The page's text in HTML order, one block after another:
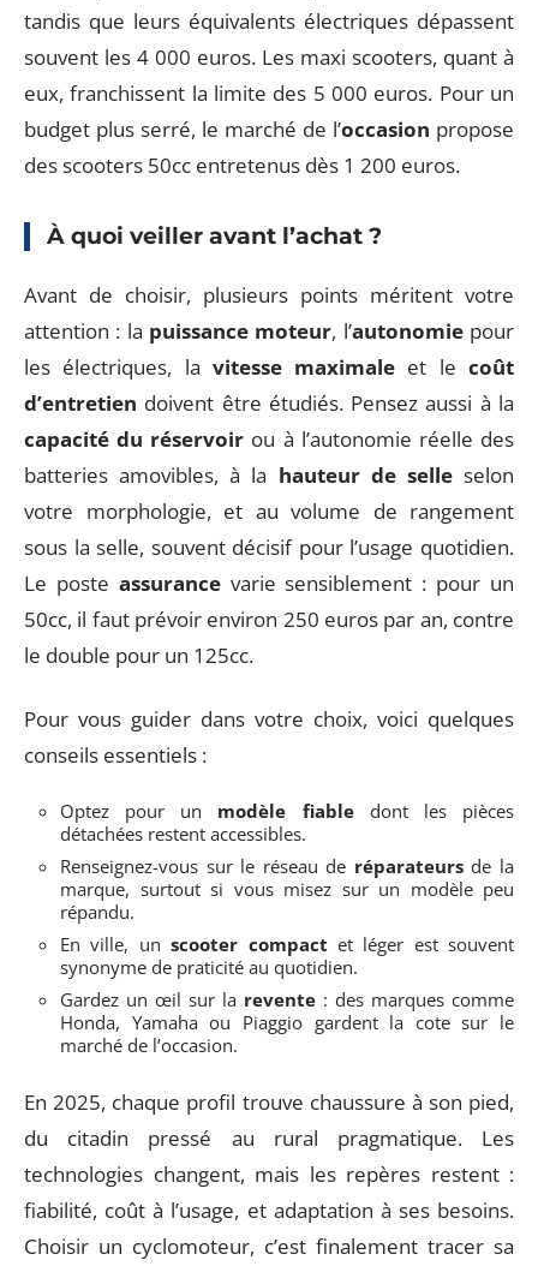
tandis que leurs équivalents électriques dépassent
souvent les 4 000 euros. Les maxi scooters, quant à
eux, franchissent la limite des 5 000 euros. Pour un
budget plus serré, le marché de l’occasion propose
des scooters 50cc entretenus dès 1 200 euros.
À quoi veiller avant l’achat ?
Avant de choisir, plusieurs points méritent votre
attention : la puissance moteur, l’autonomiepour
les électriques, la vitesse maximale et lecoût
d’entretien doivent être étudiés. Pensez aussi à la
capacité du réservoir ou à l’autonomie réelle des
batteries amovibles, à la hauteur de selleselon
votre morphologie, et au volume de rangement
sous la selle, souvent décisif pour l’usage quotidien.
Le poste assurancevarie sensiblement : pour un
50cc, il faut prévoir environ 250 euros par an, contre
le double pour un 125cc.
Pour vous guider dans votre choix, voici quelques
conseils essentiels :
Optez pour un modèle fiabledont les pièces
détachées restent accessibles.
Renseignez-vous sur le réseau de réparateursde la
marque, surtout si vous misez sur un modèle peu
répandu.
En ville, unscooter compact et léger est souvent
synonyme de praticité au quotidien.
Gardez un œil sur la revente : des marques comme
Honda, Yamaha ou Piaggio gardent la cote sur le
marché de l’occasion.
En 2025, chaque profil trouve chaussure à son pied,
du citadin pressé au rural pragmatique. Les
technologies changent, mais les repères restent :
fiabilité, coût à l’usage, et adaptation à ses besoins.
Choisir un cyclomoteur, c’est finalement tracer sa